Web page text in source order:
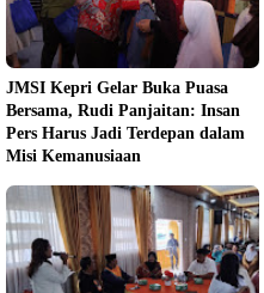
JMSI Kepri Gelar Buka Puasa
Bersama, Rudi Panjaitan: Insan
Pers Harus Jadi Terdepan dalam
Misi Kemanusiaan